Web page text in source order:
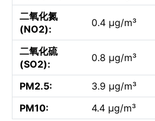
二氧化氮
(NO2):
0.4 µg/m³
二氧化硫
(SO2):
0.8 µg/m³
PM2.5:
3.9 µg/m³
PM10:
4.4 µg/m³